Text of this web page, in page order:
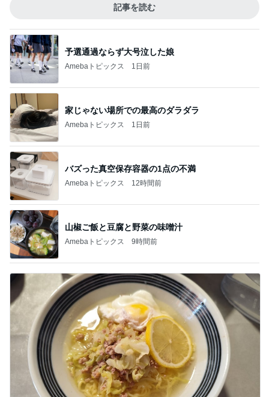
記事を読む
予選通過ならず大号泣した娘
Amebaトピックス 1日前
家じゃない場所での最高のダラダラ
Amebaトピックス 1日前
バズった真空保存容器の1点の不満
Amebaトピックス 12時間前
山椒ご飯と豆腐と野菜の味噌汁
Amebaトピックス 9時間前